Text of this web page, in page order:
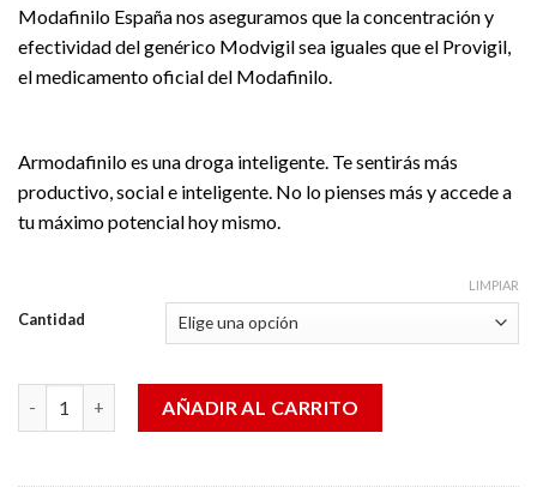
Modafinilo España nos aseguramos que la concentración y
efectividad del genérico Modvigil sea iguales que el Provigil,
el medicamento oficial del Modafinilo.
Armodafinilo es una droga inteligente. Te sentirás más
productivo, social e inteligente. No lo pienses más y accede a
tu máximo potencial hoy mismo.
Cantidad
LIMPIAR
Modvigil 200mg cantidadAÑADIR AL CARRITO